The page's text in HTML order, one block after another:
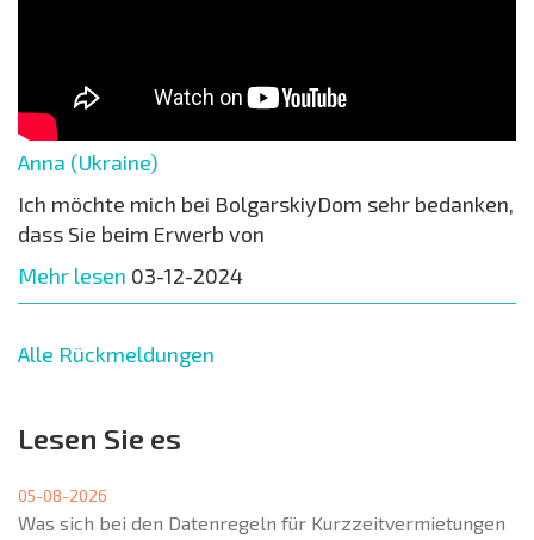
Anna (Ukraine)
Ich möchte mich bei BolgarskiyDom sehr bedanken,
dass Sie beim Erwerb von
Mehr lesen 03-12-2024
Alle Rückmeldungen
Lesen Sie es
05-08-2026
Was sich bei den Datenregeln für Kurzzeitvermietungen